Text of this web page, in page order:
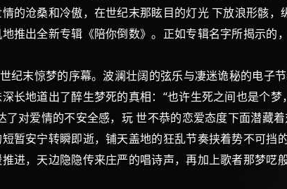
的沧桑和冷傲，在世纪末那眩目的灯光 下放浪形骸
推出全新专辑《陪你倒数》。正如专辑名字所揭示的
末惊梦的序幕。波澜壮阔的弦乐与凄迷诡秘的电子
长地道出了醉生梦死的真相：“也许生死之间也是个
了对爱情的不安全感，玩 世不恭的恋爱态度下面潜藏
暂安宁转瞬即逝，铺天盖地的狂乱节奏挟着势不可
进，天边隐隐传来庄严的唱诗声，再加上歌者那梦